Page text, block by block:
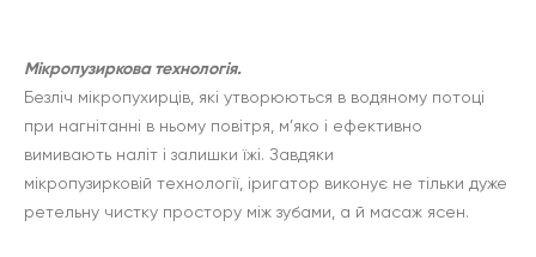
Мікропузиркова технологія.
Безліч мікропухирців, які утворюються в водяному потоці
при нагнітанні в ньому повітря, м’яко і ефективно
вимивають наліт і залишки їжі. Завдяки
мікропузирковій технології, іригатор виконує не тільки дуже
ретельну чистку простору між зубами, а й масаж ясен.